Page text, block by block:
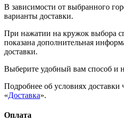
В зависимости от выбранного
варианты доставки.
При нажатии на кружок выбора
показана дополнительная
доставки.
Выберите удобный вам способ и
Подробнее об условиях доставки
«Доставка».
Оплата